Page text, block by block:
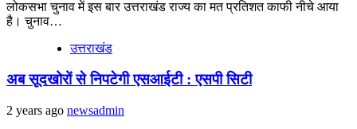
लोकसभा चुनाव में इस बार उत्तराखंड राज्य का मत प्रतिशत काफी नीचे आया
है। चुनाव…
उत्तराखंड
अब सूदखोरों से निपटेगी एसआईटी : एसपी सिटी
2 years ago newsadmin